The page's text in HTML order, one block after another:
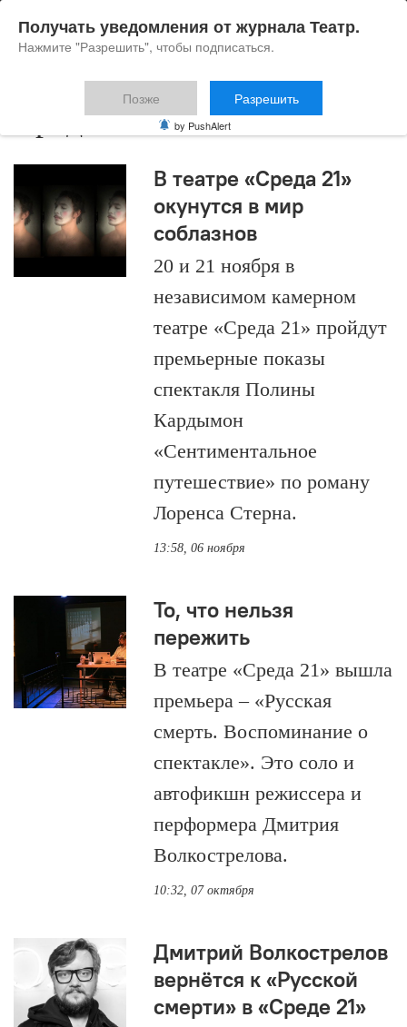
Среда 21
В театре «Среда 21»
окунутся в мир
соблазнов
20 и 21 ноября в
независимом камерном
театре «Среда 21» пройдут
премьерные показы
спектакля Полины
Кардымон
«Сентиментальное
путешествие» по роману
Лоренса Стерна.
13:58, 06 ноября
То, что нельзя
пережить
В театре «Среда 21» вышла
премьера – «Русская
смерть. Воспоминание о
спектакле». Это соло и
автофикшн режиссера и
перформера Дмитрия
Волкострелова.
10:32, 07 октября
Дмитрий Волкострелов
вернётся к «Русской
смерти» в «Среде 21»
Получать уведомления от журнала Театр.
Нажмите "Разрешить", чтобы подписаться.
Позже Разрешить
by PushAlert